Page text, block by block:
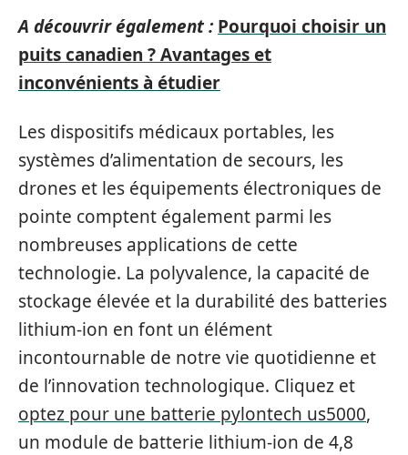
A découvrir également : Pourquoi choisir un
puits canadien ? Avantages et
inconvénients à étudier
Les dispositifs médicaux portables, les
systèmes d’alimentation de secours, les
drones et les équipements électroniques de
pointe comptent également parmi les
nombreuses applications de cette
technologie. La polyvalence, la capacité de
stockage élevée et la durabilité des batteries
lithium-ion en font un élément
incontournable de notre vie quotidienne et
de l’innovation technologique. Cliquez et
optez pour une batterie pylontech us5000,
un module de batterie lithium-ion de 4,8